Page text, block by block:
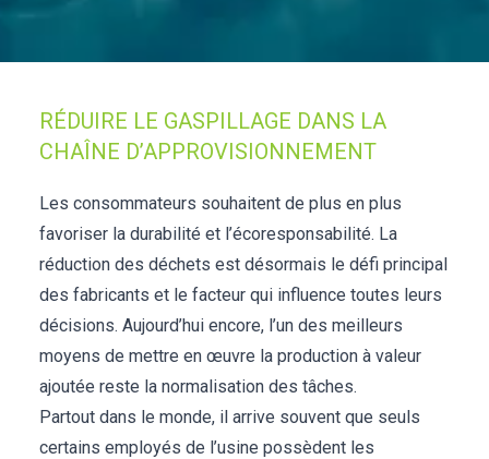
Études
RÉDUIRE LE GASPILLAGE DANS LA
CHAÎNE D’APPROVISIONNEMENT
Les consommateurs souhaitent de plus en plus
favoriser la durabilité et l’écoresponsabilité. La
réduction des déchets est désormais le défi principal
des fabricants et le facteur qui influence toutes leurs
décisions. Aujourd’hui encore, l’un des meilleurs
moyens de mettre en œuvre la production à valeur
ajoutée reste la normalisation des tâches.
Partout dans le monde, il arrive souvent que seuls
certains employés de l’usine possèdent les